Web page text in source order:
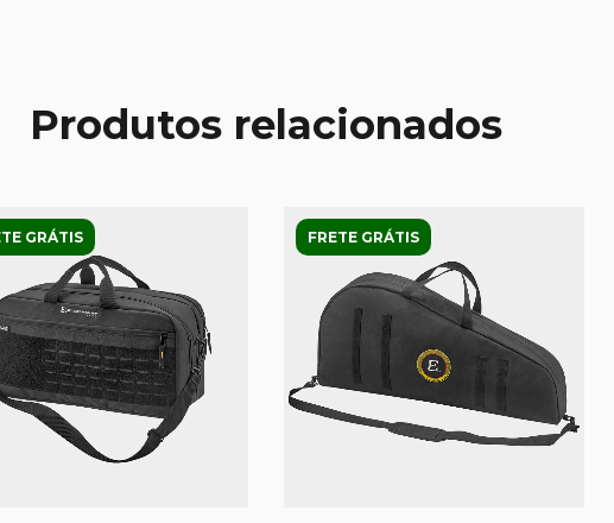
Produtos relacionados
GRÁTIS FRETE GRÁTIS